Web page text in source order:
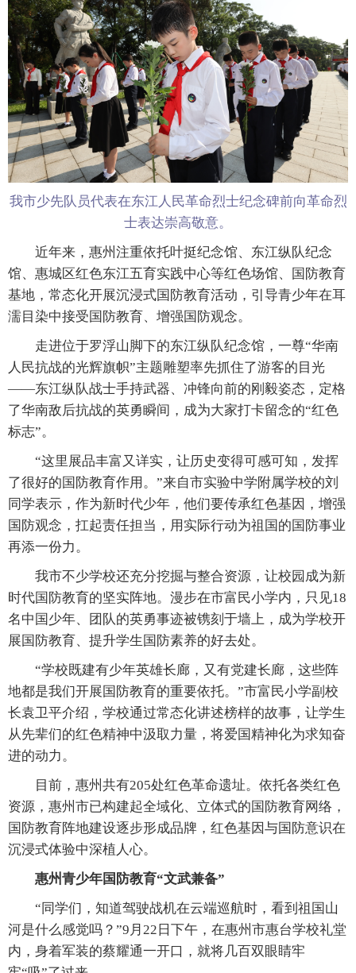
我市少先队员代表在东江人民革命烈士纪念碑前向革命烈
士表达崇高敬意。
近年来，惠州注重依托叶挺纪念馆、东江纵队纪念
馆、惠城区红色东江五育实践中心等红色场馆、国防教育
基地，常态化开展沉浸式国防教育活动，引导青少年在耳
濡目染中接受国防教育、增强国防观念。
走进位于罗浮山脚下的东江纵队纪念馆，一尊“华南
人民抗战的光辉旗帜”主题雕塑率先抓住了游客的目光
——东江纵队战士手持武器、冲锋向前的刚毅姿态，定格
了华南敌后抗战的英勇瞬间，成为大家打卡留念的“红色
标志”。
“这里展品丰富又详实，让历史变得可感可知，发挥
了很好的国防教育作用。”来自市实验中学附属学校的刘
同学表示，作为新时代少年，他们要传承红色基因，增强
国防观念，扛起责任担当，用实际行动为祖国的国防事业
再添一份力。
我市不少学校还充分挖掘与整合资源，让校园成为新
时代国防教育的坚实阵地。漫步在市富民小学内，只见18
名中国少年、团队的英勇事迹被镌刻于墙上，成为学校开
展国防教育、提升学生国防素养的好去处。
“学校既建有少年英雄长廊，又有党建长廊，这些阵
地都是我们开展国防教育的重要依托。”市富民小学副校
长袁卫平介绍，学校通过常态化讲述榜样的故事，让学生
从先辈们的红色精神中汲取力量，将爱国精神化为求知奋
进的动力。
目前，惠州共有205处红色革命遗址。依托各类红色
资源，惠州市已构建起全域化、立体式的国防教育网络，
国防教育阵地建设逐步形成品牌，红色基因与国防意识在
沉浸式体验中深植人心。
惠州青少年国防教育“文武兼备”
“同学们，知道驾驶战机在云端巡航时，看到祖国山
河是什么感觉吗？”9月22日下午，在惠州市惠台学校礼堂
内，身着军装的蔡耀通一开口，就将几百双眼睛牢